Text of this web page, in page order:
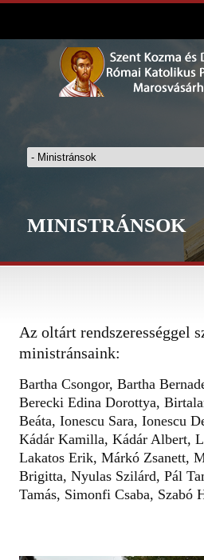
MINISTRÁNSOK
Az oltárt rendszerességgel
ministránsaink:
Bartha Csongor, Bartha
Berecki Edina Dorottya,
Beáta, Ionescu Sara, Ionescu
Kádár Kamilla, Kádár Albert,
Lakatos Erik, Márkó Zsanett,
Brigitta, Nyulas Szilárd, Pál
Tamás, Simonfi Csaba, Szabó